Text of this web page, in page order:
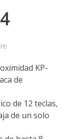
KP-
de
de 12 teclas,
de un solo